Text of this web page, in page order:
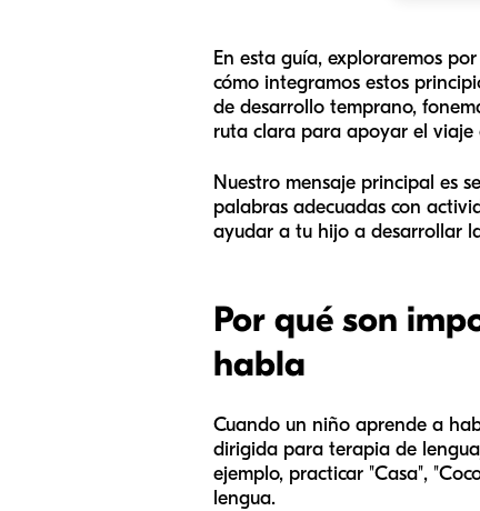
En esta guía, exploraremos
cómo integramos estos
de desarrollo temprano,
ruta clara para apoyar el viaje
Nuestro mensaje principal es
palabras adecuadas con
ayudar a tu hijo a desarrollar
Por qué son
habla
Cuando un niño aprende a
dirigida para terapia de
ejemplo, practicar "Casa",
lengua.